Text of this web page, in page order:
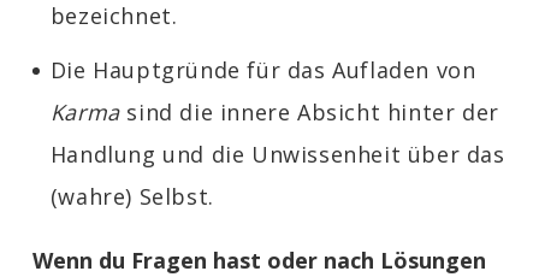
bezeichnet.
Die Hauptgründe für das Aufladen von
Karmasind die innere Absicht hinter der
Handlung und die Unwissenheit über das
(wahre) Selbst.
Wenn du Fragen hast oder nach Lösungen